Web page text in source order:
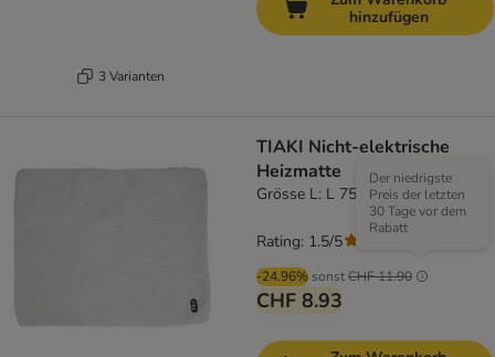
3 Varianten
hinzufügen
TIAKI Nicht-elektrische
Heizmatte
Grösse L: L 75 x B 60 cm
-24.96% sonstCHF 11.90
Der niedrigste
Preis der letzten
30 Tage vor dem
Rabatt
CHF 8.93
Rating: 1.5/5